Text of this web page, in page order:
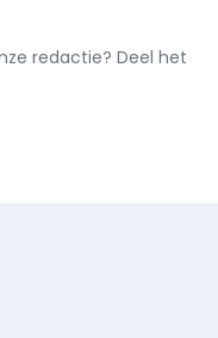
redactie? Deel het